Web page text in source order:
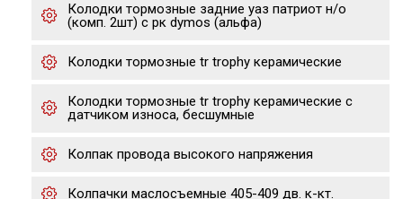
Колодки тормозные задние уаз патриот н/о
(комп. 2шт) с рк dymos (альфа)
Колодки тормозные tr trophy керамические
Колодки тормозные tr trophy керамические с
датчиком износа, бесшумные
Колпак провода высокого напряжения
Колпачки маслосъемные 405-409 дв. к-кт.